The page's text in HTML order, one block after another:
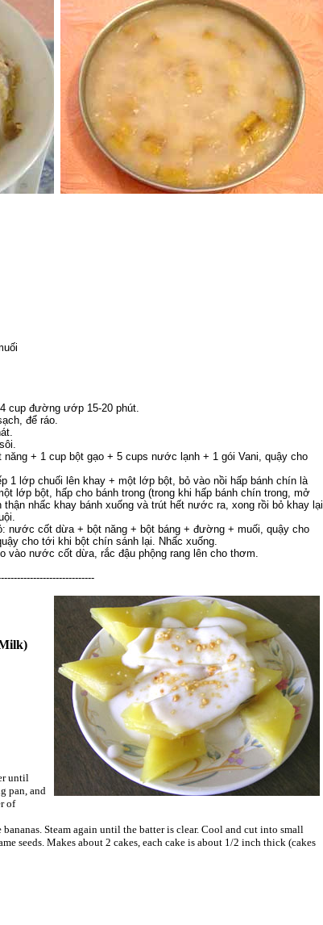
cup đường ướp 15-20 phút.
để ráo.
+ 1 cup bột gạo + 5 cups nước lạnh + 1 gói Vani, quậy cho
1 lớp chuối lên khay + một lớp bột, bỏ vào nồi hấp bánh chín là
lớp bột, hấp cho bánh trong (trong khi hấp bánh chín trong, mở
nhấc khay bánh xuống và trút hết nước ra, xong rồi bỏ khay lại
nước cốt dừa + bột năng + bột báng + đường + muối, quậy cho
cho tới khi bột chín sánh lại. Nhấc xuống.
vào nước cốt dừa, rắc đậu phộng rang lên cho thơm.
until
pan, and
of
Steam again until the batter is clear. Cool and cut into small
seeds. Makes about 2 cakes, each cake is about 1/2 inch thick (cakes